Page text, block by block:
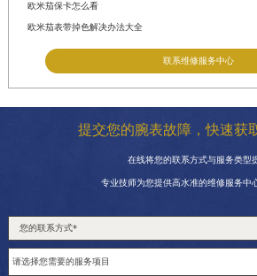
欧米茄保卡怎么看
欧米茄表带掉色解决办法大全
联系维修服务中心
提交您的腕表故障，快速获
在线将您的联系方式与服务类型
专业技师为您提供高水准的维修服务中